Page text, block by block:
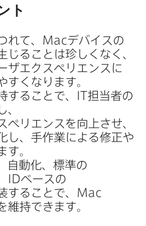
ト
れて、 Macデバイスの​
じる​ことは​珍しくなく、​
ザエクスペリエンスに​
すくなります。
する​ことで、
IT担当者の​
、​
ペリエンスを​向上させ、​
し、​手作業に​よる​修正や​
す。
自動化、​標準の​
IDベースの​
する​ことで、
Mac
維持できます。